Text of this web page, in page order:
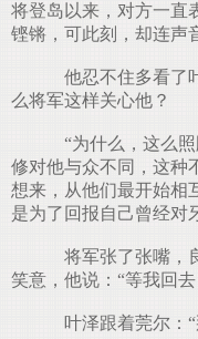
将登岛以来，对方一直
铿锵，可此刻，却连声
他忍不住多看了
么将军这样关心他？
“为什么，这么照
修对他与众不同，这种
想来，从他们最开始
是为了回报自己曾经对
将军张了张嘴，
笑意，他说：“等我回
叶泽跟着莞尔：“